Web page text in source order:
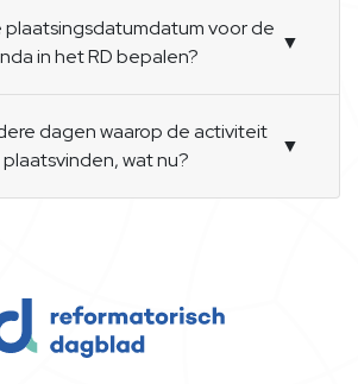
plaatsingsdatumdatum voor de
in het RD bepalen?
▼
dagen waarop de activiteit
plaatsvinden, wat nu?
▼